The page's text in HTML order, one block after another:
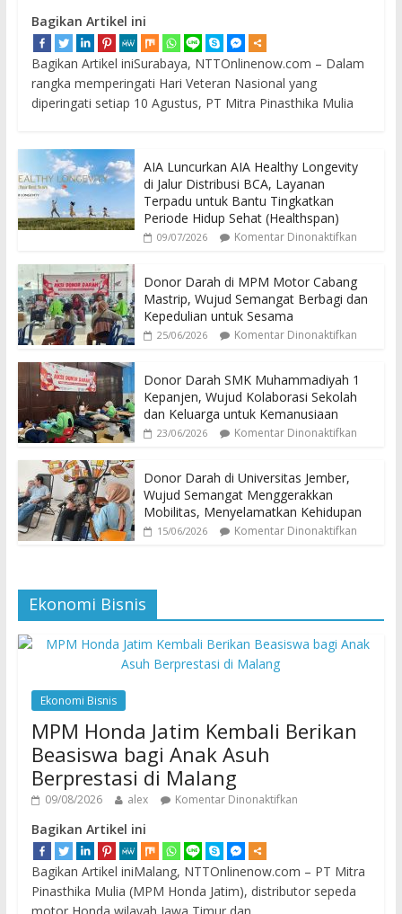
Bagikan Artikel ini
Bagikan Artikel iniSurabaya, NTTOnlinenow.com – Dalam
rangka memperingati Hari Veteran Nasional yang
diperingati setiap 10 Agustus, PT Mitra Pinasthika Mulia
AIA Luncurkan AIA Healthy Longevity
di Jalur Distribusi BCA, Layanan
Terpadu untuk Bantu Tingkatkan
Periode Hidup Sehat (Healthspan)
09/07/2026 Komentar Dinonaktifkan
Donor Darah di MPM Motor Cabang
Mastrip, Wujud Semangat Berbagi dan
Kepedulian untuk Sesama
25/06/2026 Komentar Dinonaktifkan
Donor Darah SMK Muhammadiyah 1
Kepanjen, Wujud Kolaborasi Sekolah
dan Keluarga untuk Kemanusiaan
23/06/2026 Komentar Dinonaktifkan
Donor Darah di Universitas Jember,
Wujud Semangat Menggerakkan
Mobilitas, Menyelamatkan Kehidupan
15/06/2026 Komentar Dinonaktifkan
Ekonomi Bisnis
Ekonomi Bisnis
MPM Honda Jatim Kembali Berikan
Beasiswa bagi Anak Asuh
Berprestasi di Malang
09/08/2026 alex Komentar Dinonaktifkan
Bagikan Artikel ini
Bagikan Artikel iniMalang, NTTOnlinenow.com – PT Mitra
Pinasthika Mulia (MPM Honda Jatim), distributor sepeda